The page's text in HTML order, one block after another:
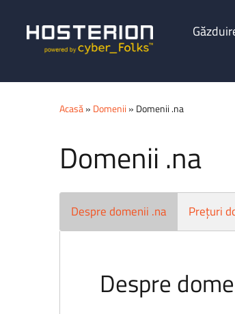
Acasă» Domenii » Domenii .na
Domenii .na
Despre domenii .na Prețuri
Despre